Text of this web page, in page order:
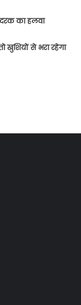
का हलवा
खुशियों से भरा रहेगा